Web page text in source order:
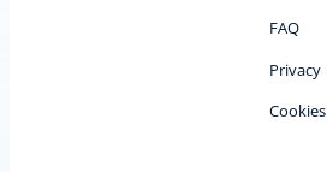
FAQ
Privacy
Cookies